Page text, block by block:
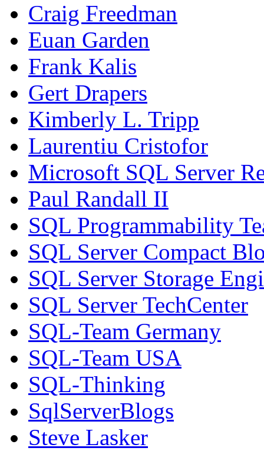
Craig Freedman
Euan Garden
Frank Kalis
Gert Drapers
Kimberly L. Tripp
Laurentiu Cristofor
Microsoft SQL Server
Paul Randall II
SQL Programmability
SQL Server Compact
SQL Server Storage
SQL Server TechCenter
SQL-Team Germany
SQL-Team USA
SQL-Thinking
SqlServerBlogs
Steve Lasker